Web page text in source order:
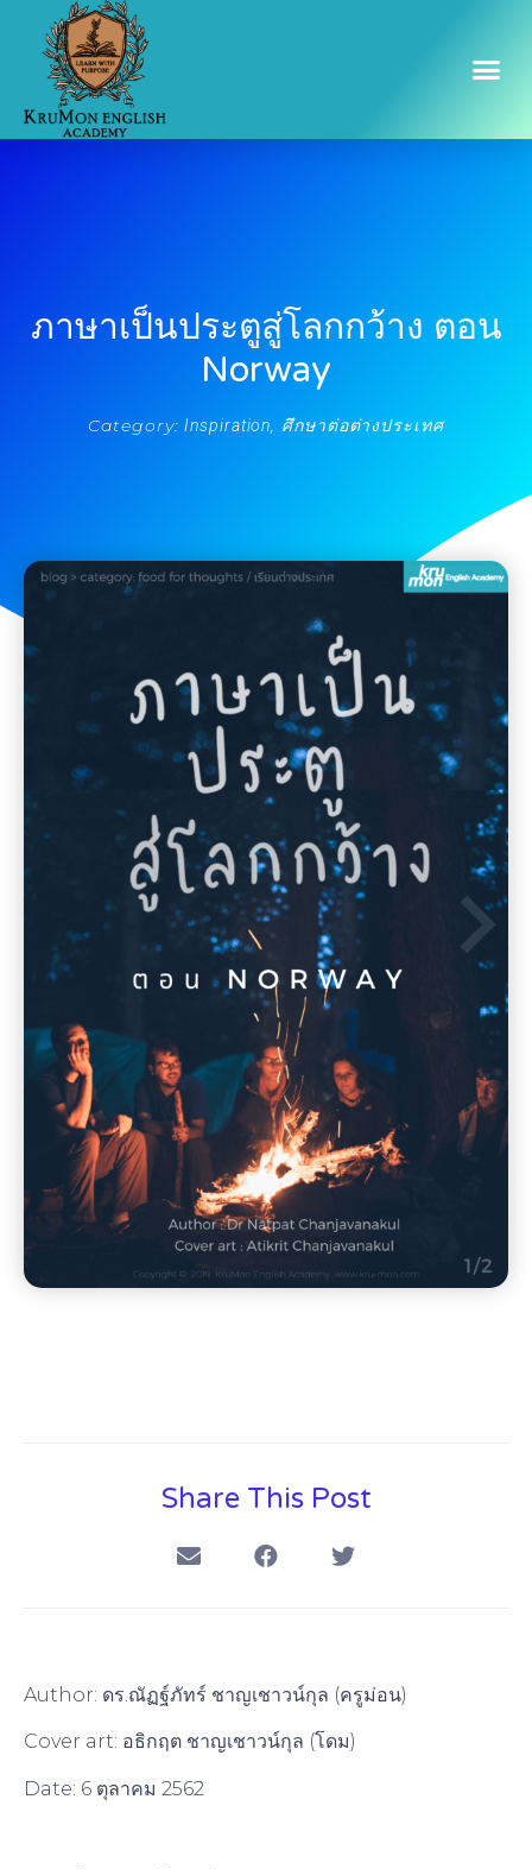
ภาษาเป็นประตูสู่โลกกว้าง ตอน
Norway
Category: Inspiration, ศึกษาต่อต่างประเทศ
Share This Post
Author: ดร.ณัฏฐ์ภัทร์ ชาญเชาวน์กุล (ครูม่อน)
Cover art: อธิกฤต ชาญเชาวน์กุล (โดม)
Date: 6 ตุลาคม 2562